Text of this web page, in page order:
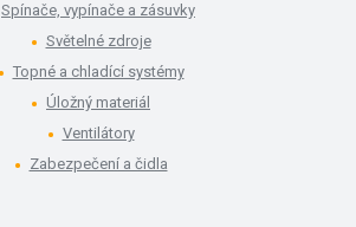
Spínače, vypínače a zásuvky
Světelné zdroje
Topné a chladící systémy
Úložný materiál
Ventilátory
Zabezpečení a čidla